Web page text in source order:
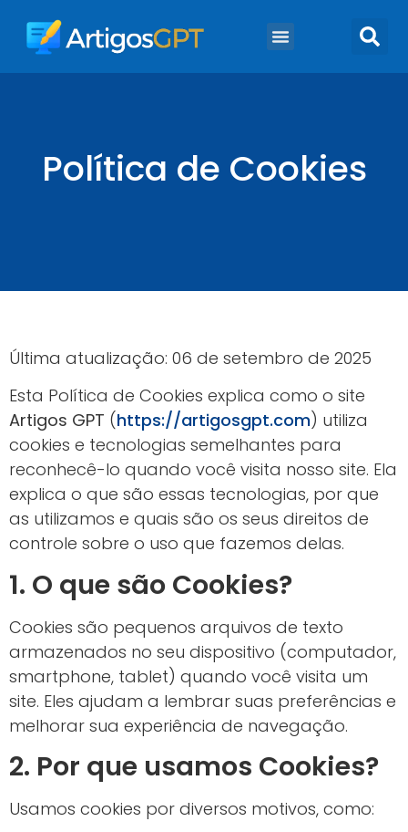
Política de Cookies
Última atualização: 06 de setembro de 2025
Esta Política de Cookies explica como o site
Artigos GPT (https://artigosgpt.com) utiliza
cookies e tecnologias semelhantes para
reconhecê-lo quando você visita nosso site. Ela
explica o que são essas tecnologias, por que
as utilizamos e quais são os seus direitos de
controle sobre o uso que fazemos delas.
1. O que são Cookies?
Cookies são pequenos arquivos de texto
armazenados no seu dispositivo (computador,
smartphone, tablet) quando você visita um
site. Eles ajudam a lembrar suas preferências e
melhorar sua experiência de navegação.
2. Por que usamos Cookies?
Usamos cookies por diversos motivos, como: